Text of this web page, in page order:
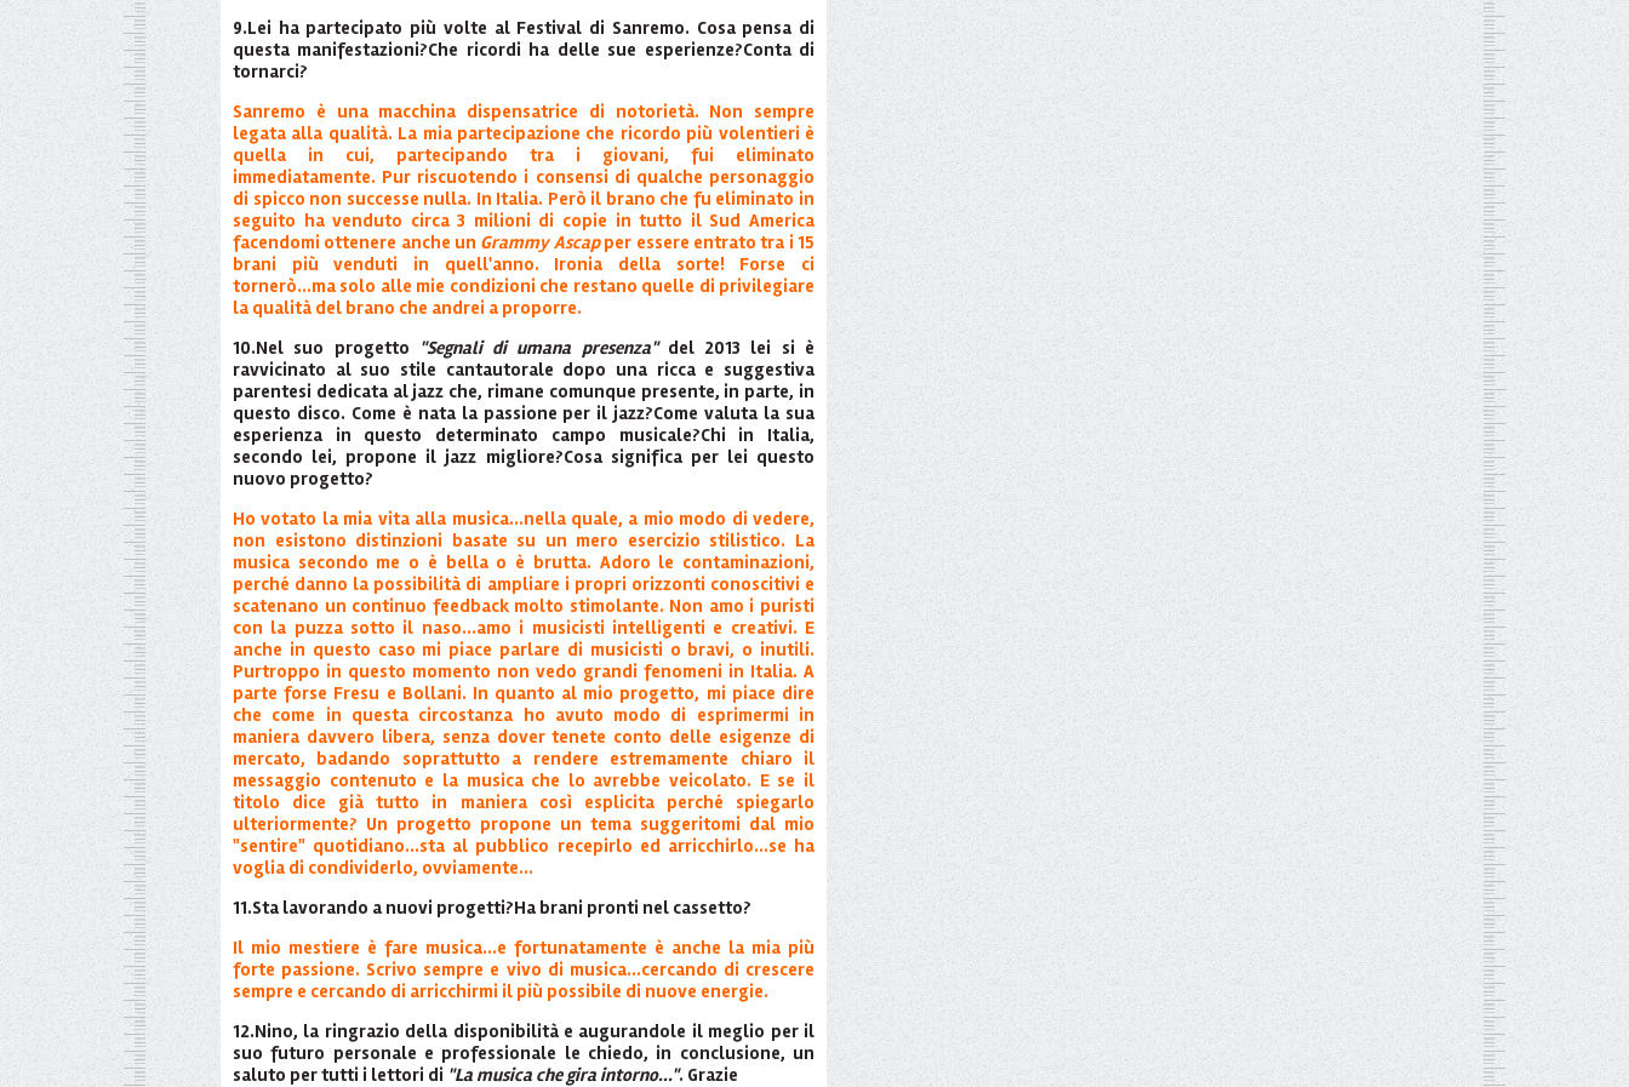
9.Lei ha partecipato più volte al Festival di Sanremo. Cosa pensa di
questa manifestazioni?Che ricordi ha delle sue esperienze?Conta di
tornarci?
Sanremo è una macchina dispensatrice di notorietà. Non sempre
legata alla qualità. La mia partecipazione che ricordo più volentieri è
quella in cui, partecipando tra i giovani, fui eliminato
immediatamente. Pur riscuotendo i consensi di qualche personaggio
di spicco non successe nulla. In Italia. Però il brano che fu eliminato in
seguito ha venduto circa 3 milioni di copie in tutto il Sud America
facendomi ottenere anche un Grammy Ascapper essere entrato tra i 15
brani più venduti in quell'anno. Ironia della sorte! Forse ci
tornerò...ma solo alle mie condizioni che restano quelle di privilegiare
la qualità del brano che andrei a proporre.
10.Nel suo progetto
"Segnali di umana presenza"del 2013 lei si è
ravvicinato al suo stile cantautorale dopo una ricca e suggestiva
parentesi dedicata al jazz che, rimane comunque presente, in parte, in
questo disco. Come è nata la passione per il jazz?Come valuta la sua
esperienza in questo determinato campo musicale?Chi in Italia,
secondo lei, propone il jazz migliore?Cosa significa per lei questo
nuovo progetto?
Ho votato la mia vita alla musica...nella quale, a mio modo di vedere,
non esistono distinzioni basate su un mero esercizio stilistico. La
musica secondo me o è bella o è brutta. Adoro le contaminazioni,
perché danno la possibilità di ampliare i propri orizzonti conoscitivi e
scatenano un continuo feedback molto stimolante. Non amo i puristi
con la puzza sotto il naso...amo i musicisti intelligenti e creativi. E
anche in questo caso mi piace parlare di musicisti o bravi, o inutili.
Purtroppo in questo momento non vedo grandi fenomeni in Italia. A
parte forse Fresu e Bollani. In quanto al mio progetto, mi piace dire
che come in questa circostanza ho avuto modo di esprimermi in
maniera davvero libera, senza dover tenete conto delle esigenze di
mercato, badando soprattutto a rendere estremamente chiaro il
messaggio contenuto e la musica che lo avrebbe veicolato. E se il
titolo dice già tutto in maniera così esplicita perché spiegarlo
ulteriormente? Un progetto propone un tema suggeritomi dal mio
"sentire" quotidiano...sta al pubblico recepirlo ed arricchirlo...se ha
voglia di condividerlo, ovviamente...
11.Sta lavorando a nuovi progetti?Ha brani pronti nel cassetto?
Il mio mestiere è fare musica...e fortunatamente è anche la mia più
forte passione. Scrivo sempre e vivo di musica...cercando di crescere
sempre e cercando di arricchirmi il più possibile di nuove energie.
12.Nino, la ringrazio della disponibilità e augurandole il meglio per il
suo futuro personale e professionale le chiedo, in conclusione, un
saluto per tutti i lettori di "La musica che gira intorno...". Grazie